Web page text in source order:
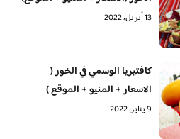
13 أبريل، 2022
كافتيريا الوسمي في الخور (
الاسعار + المنيو + الموقع )
9 يناير، 2022